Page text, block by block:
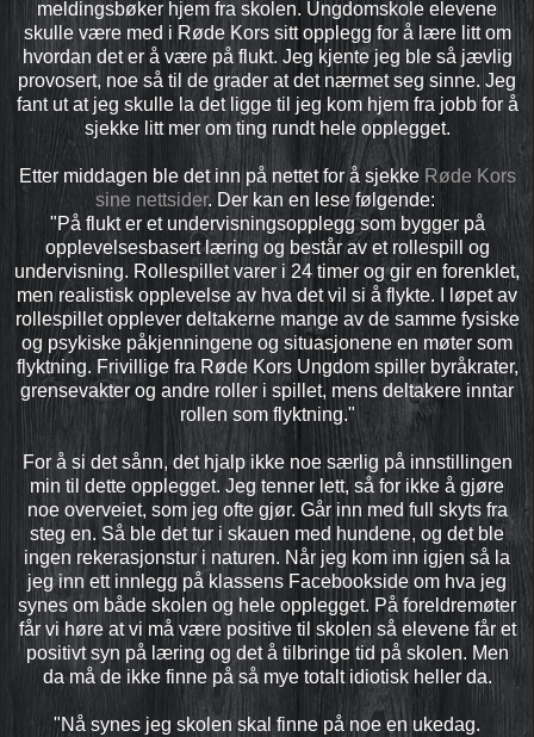
meldingsbøker hjem fra skolen. Ungdomskole elevene
skulle være med i Røde Kors sitt opplegg for å lære litt om
hvordan det er å være på flukt. Jeg kjente jeg ble så jævlig
provosert, noe så til de grader at det nærmet seg sinne. Jeg
fant ut at jeg skulle la det ligge til jeg kom hjem fra jobb for å
sjekke litt mer om ting rundt hele opplegget.
Etter middagen ble det inn på nettet for å sjekke Røde Kors
sine nettsider. Der kan en lese følgende:
"På flukt er et undervisningsopplegg som bygger på
opplevelsesbasert læring og består av et rollespill og
undervisning. Rollespillet varer i 24 timer og gir en forenklet,
men realistisk opplevelse av hva det vil si å flykte. I løpet av
rollespillet opplever deltakerne mange av de samme fysiske
og psykiske påkjenningene og situasjonene en møter som
flyktning. Frivillige fra Røde Kors Ungdom spiller byråkrater,
grensevakter og andre roller i spillet, mens deltakere inntar
rollen som flyktning."
For å si det sånn, det hjalp ikke noe særlig på innstillingen
min til dette opplegget. Jeg tenner lett, så for ikke å gjøre
noe overveiet, som jeg ofte gjør. Går inn med full skyts fra
steg en. Så ble det tur i skauen med hundene, og det ble
ingen rekerasjonstur i naturen. Når jeg kom inn igjen så la
jeg inn ett innlegg på klassens Facebookside om hva jeg
synes om både skolen og hele opplegget. På foreldremøter
får vi høre at vi må være positive til skolen så elevene får et
positivt syn på læring og det å tilbringe tid på skolen. Men
da må de ikke finne på så mye totalt idiotisk heller da.
"Nå synes jeg skolen skal finne på noe en ukedag.